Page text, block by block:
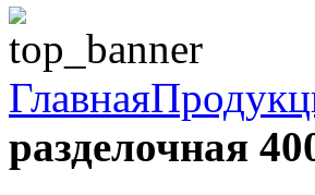
Главная
разделочная